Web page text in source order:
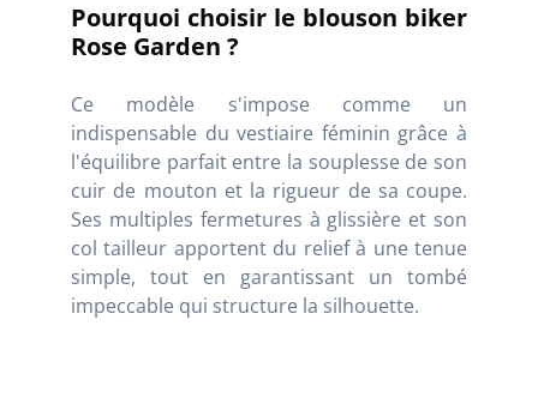
Pourquoi choisir le blouson biker
Rose Garden ?
Ce modèle s'impose comme un
indispensable du vestiaire féminin grâce à
l'équilibre parfait entre la souplesse de son
cuir de mouton et la rigueur de sa coupe.
Ses multiples fermetures à glissière et son
col tailleur apportent du relief à une tenue
simple, tout en garantissant un tombé
impeccable qui structure la silhouette.